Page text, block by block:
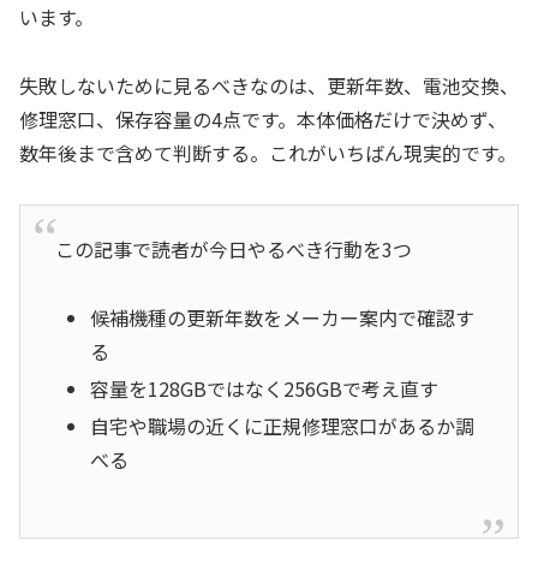
います。
失敗しないために見るべきなのは、更新年数、電池交換、
修理窓口、保存容量の4点です。本体価格だけで決めず、
数年後まで含めて判断する。これがいちばん現実的です。
この記事で読者が今日やるべき行動を3つ
候補機種の更新年数をメーカー案内で確認す
る
容量を128GBではなく256GBで考え直す
自宅や職場の近くに正規修理窓口があるか調
べる